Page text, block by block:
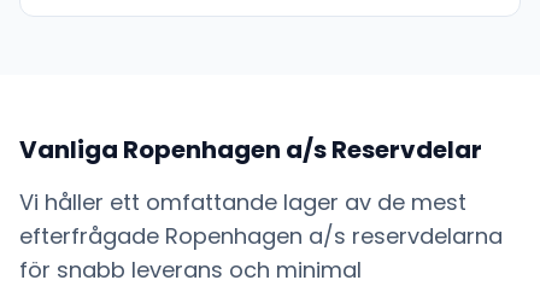
Vanliga Ropenhagen a/sReservdelar
Vi håller ett omfattande lager av de mest
efterfrågade Ropenhagen a/s reservdelarna
för snabb leverans och minimal